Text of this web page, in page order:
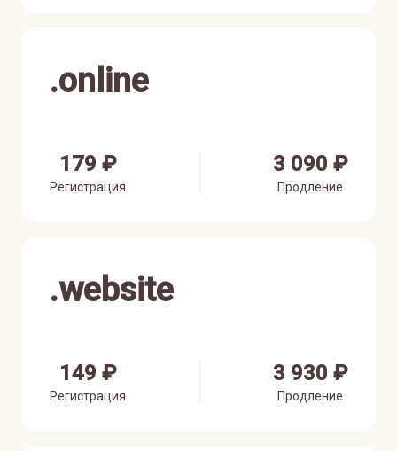
.online
179 ₽
Регистрация
3 090 ₽
Продление
.website
149 ₽
Регистрация
3 930 ₽
Продление